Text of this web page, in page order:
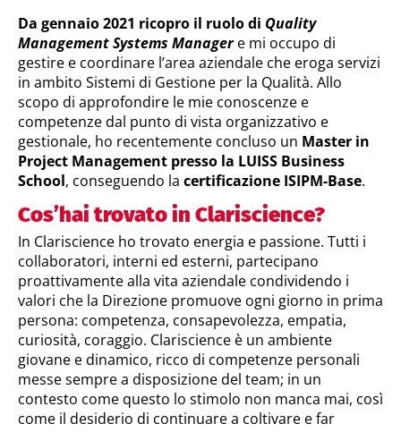
Da gennaio 2021 ricopro il ruolo di Quality
Management Systems Manager e mi occupo di
gestire e coordinare l’area aziendale che eroga servizi
in ambito Sistemi di Gestione per la Qualità. Allo
scopo di approfondire le mie conoscenze e
competenze dal punto di vista organizzativo e
gestionale, ho recentemente concluso un Master in
Project Management presso la LUISS Business
School, conseguendo la certificazione ISIPM-Base.
Cos’hai trovato in Clariscience?
In Clariscience ho trovato energia e passione. Tutti i
collaboratori, interni ed esterni, partecipano
proattivamente alla vita aziendale condividendo i
valori che la Direzione promuove ogni giorno in prima
persona: competenza, consapevolezza, empatia,
curiosità, coraggio. Clariscience è un ambiente
giovane e dinamico, ricco di competenze personali
messe sempre a disposizione del team; in un
contesto come questo lo stimolo non manca mai, così
come il desiderio di continuare a coltivare e far